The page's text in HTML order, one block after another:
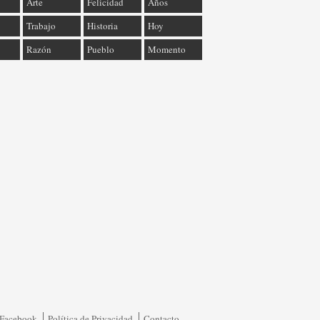
Trabajo Historia
Hoy
Razón Pueblo Momento